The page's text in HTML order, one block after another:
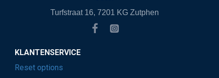
Turfstraat 16, 7201 KG Zutphen
KLANTENSERVICE
Reset options